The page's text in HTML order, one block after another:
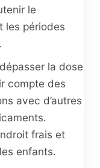
le
les périodes
la dose
compte des
avec d’autres
frais et
enfants.